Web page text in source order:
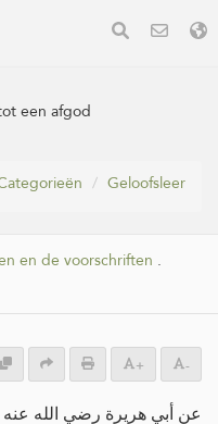
een afgod
Geloofsleer
en de voorschriften .
+ -
عن أبي هريرة رضي الله